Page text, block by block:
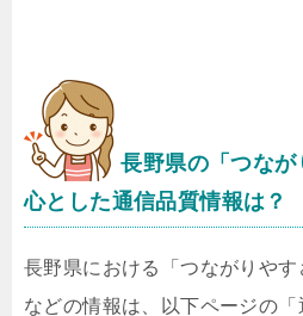
長野県の「つな
心とした通信品質情報は？
長野県における「つながりやす
などの情報は、以下ページの